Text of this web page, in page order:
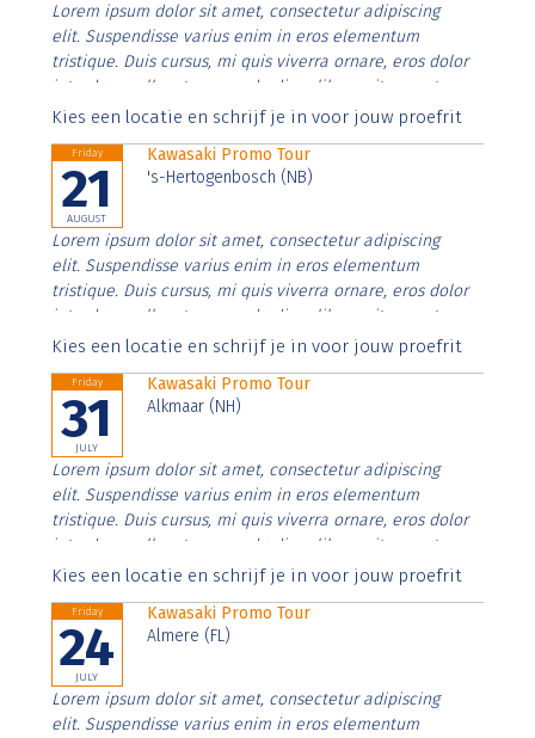
Lorem ipsum dolor sit amet, consectetur adipiscing
elit. Suspendisse varius enim in eros elementum
tristique. Duis cursus, mi quis viverra ornare, eros dolor
interdum nulla, ut commodo diam libero vitae erat.
Aenean faucibus nibh et justo cursus id rutrum lorem
Kies een locatie en schrijf je in voor jouw proefrit
Friday
21
AUGUST
Kawasaki Promo Tour
's-Hertogenbosch (NB)
Lorem ipsum dolor sit amet, consectetur adipiscing
elit. Suspendisse varius enim in eros elementum
tristique. Duis cursus, mi quis viverra ornare, eros dolor
interdum nulla, ut commodo diam libero vitae erat.
Aenean faucibus nibh et justo cursus id rutrum lorem
Kies een locatie en schrijf je in voor jouw proefrit
Friday
31
JULY
Kawasaki Promo Tour
Alkmaar (NH)
Lorem ipsum dolor sit amet, consectetur adipiscing
elit. Suspendisse varius enim in eros elementum
tristique. Duis cursus, mi quis viverra ornare, eros dolor
interdum nulla, ut commodo diam libero vitae erat.
Aenean faucibus nibh et justo cursus id rutrum lorem
Kies een locatie en schrijf je in voor jouw proefrit
Friday
24
JULY
Kawasaki Promo Tour
Almere (FL)
Lorem ipsum dolor sit amet, consectetur adipiscing
elit. Suspendisse varius enim in eros elementum